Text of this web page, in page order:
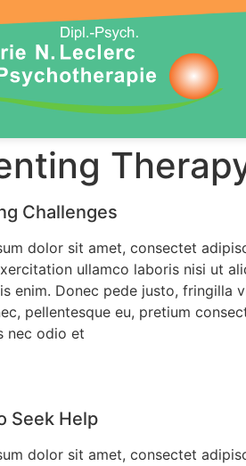
Challenges
dolor sit amet, consectet
ullamco laboris nisi ut
enim. Donec pede justo, fringilla
pellentesque eu, pretium
nec odio et
Seek Help
dolor sit amet, consectet